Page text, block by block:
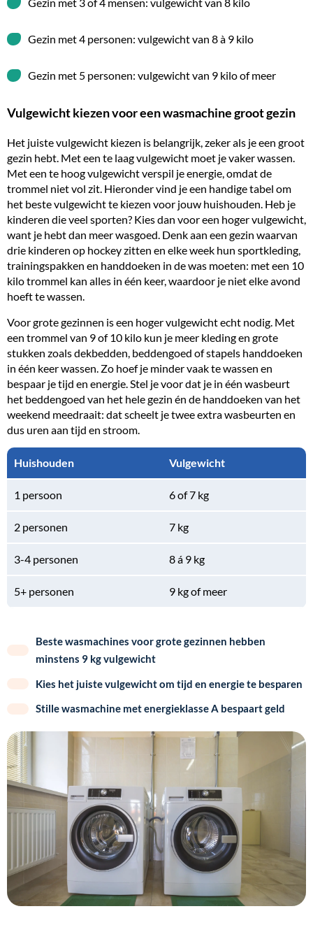
Gezin met 4 personen: vulgewicht van 8 à 9 kilo
Gezin met 5 personen: vulgewicht van 9 kilo of meer
Vulgewicht kiezen voor een wasmachine groot gezin
Het juiste vulgewicht kiezen is belangrijk, zeker als je een groot
gezin hebt. Met een te laag vulgewicht moet je vaker wassen.
Met een te hoog vulgewicht verspil je energie, omdat de
trommel niet vol zit. Hieronder vind je een handige tabel om
het beste vulgewicht te kiezen voor jouw huishouden. Heb je
kinderen die veel sporten? Kies dan voor een hoger vulgewicht,
want je hebt dan meer wasgoed. Denk aan een gezin waarvan
drie kinderen op hockey zitten en elke week hun sportkleding,
trainingspakken en handdoeken in de was moeten: met een 10
kilo trommel kan alles in één keer, waardoor je niet elke avond
hoeft te wassen.
Voor grote gezinnen is een hoger vulgewicht echt nodig. Met
een trommel van 9 of 10 kilo kun je meer kleding en grote
stukken zoals dekbedden, beddengoed of stapels handdoeken
in één keer wassen. Zo hoef je minder vaak te wassen en
bespaar je tijd en energie. Stel je voor dat je in één wasbeurt
het beddengoed van het hele gezin én de handdoeken van het
weekend meedraait: dat scheelt je twee extra wasbeurten en
dus uren aan tijd en stroom.
Huishouden Vulgewicht
1 persoon 6 of 7 kg
2 personen 7 kg
3-4 personen 8 á 9 kg
5+ personen 9 kg of meer
Beste wasmachines voor grote gezinnen hebben
minstens 9 kg vulgewicht
Kies het juiste vulgewicht om tijd en energie te besparen
Stille wasmachine met energieklasse A bespaart geld